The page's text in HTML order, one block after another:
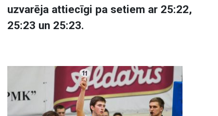
uzvarēja attiecīgi pa setiem ar 25:22,
25:23 un 25:23.